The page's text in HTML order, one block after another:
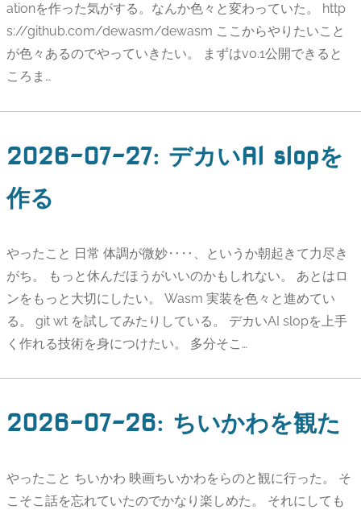
ationを作った気がする。なんか色々と変わっていた。 http
s://github.com/dewasm/dewasm ここからやりたいこと
が色々あるのでやっていきたい。 まずはv0.1公開できると
ころま…
2026-07-27: デカいAI slopを
作る
やったこと 日常 体調が微妙‥‥、というか朝起きて力尽き
がち。 もっと休んだほうがいいのかもしれない。 あとはロ
ンをもっと大切にしたい。 Wasm 実装を色々と進めてい
る。 git wt を試してみたりしている。 デカいAI slopを上手
く作れる技術を身につけたい。 多分そこ…
2026-07-26: ちいかわを観た
やったこと ちいかわ 映画ちいかわをらのと観に行った。 そ
こそこ話を忘れていたのでかなり楽しめた。 それにしても